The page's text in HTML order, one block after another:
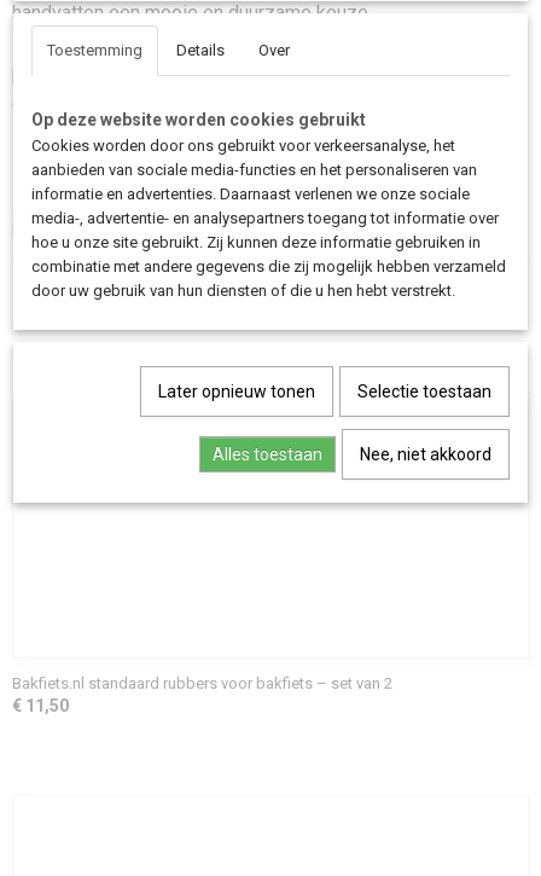
handvatten een mooie en duurzame keuze.
Zoek je een stijlvol alternatief voor standaard rubberen
handvatten, dan geven deze lederen handvatten je bakfiets
Zoek je stijlvolle lederen handvatten voor je Bakfiets.nl die comfortabel
handvatten rijd je elke rit met meer grip en luxe afwerking.
Bakfiets.nl standaard rubbers voor bakfiets – set van 2
€ 11,50
Toestemming Details Over
Op deze website worden cookies gebruikt
Cookies worden door ons gebruikt voor verkeersanalyse, het
aanbieden van sociale media-functies en het personaliseren van
informatie en advertenties. Daarnaast verlenen we onze sociale
media-, advertentie- en analysepartners toegang tot informatie over
hoe u onze site gebruikt. Zij kunnen deze informatie gebruiken in
combinatie met andere gegevens die zij mogelijk hebben verzameld
door uw gebruik van hun diensten of die u hen hebt verstrekt.
Later opnieuw tonen Selectie toestaan
Alles toestaan Nee, niet akkoord